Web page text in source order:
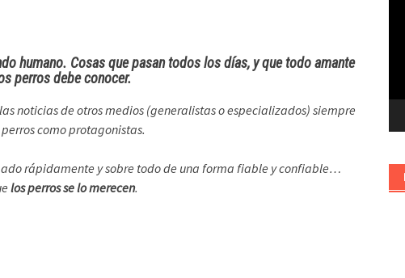
humano. Cosas que pasan todos los días, y que todo amante
perros debe conocer.
noticias de otros medios (generalistas o especializados) siempre
perros como protagonistas.
rápidamente y sobre todo de una forma fiable y confiable…
los perros se lo merecen.